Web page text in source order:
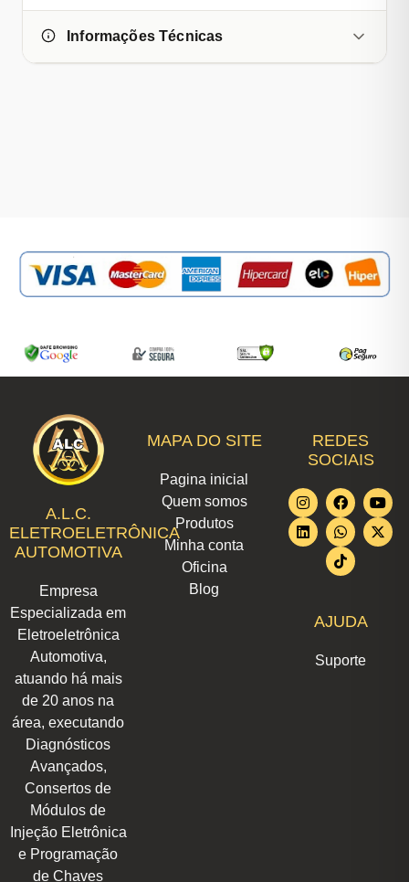
Informações Técnicas
A.L.C.
ELETROELETRÔNICA
AUTOMOTIVA
Empresa
Especializada em
Eletroeletrônica
Automotiva,
atuando há mais
de 20 anos na
área, executando
Diagnósticos
Avançados,
Consertos de
Módulos de
Injeção Eletrônica
e Programação
de Chaves
MAPA DO SITE
Pagina inicial
Quem somos
Produtos
Minha conta
Oficina
Blog
REDES
SOCIAIS
I
n
s
t
F
a
c
e
b
o
Y
o
u
t
L
i
n
k
W
h
a
t
s
a
X
-
t
w
T
i
k
t
o
k
AJUDA
Suporte